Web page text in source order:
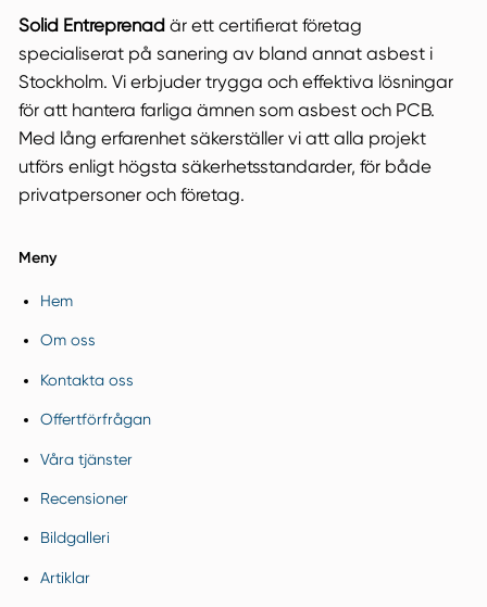
Solid Entreprenad är ett certifierat företag
specialiserat på sanering av bland annat asbest i
Stockholm. Vi erbjuder trygga och effektiva lösningar
för att hantera farliga ämnen som asbest och PCB.
Med lång erfarenhet säkerställer vi att alla projekt
utförs enligt högsta säkerhetsstandarder, för både
privatpersoner och företag.
Meny
Hem
Om oss
Kontakta oss
Offertförfrågan
Våra tjänster
Recensioner
Bildgalleri
Artiklar